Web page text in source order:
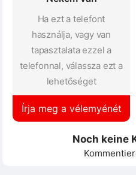
Ha ezt a telefont
használja, vagy van
tapasztalata ezzel a
telefonnal, válassza ezt a
lehetőséget
Írja meg a vélemyénét
Noch keine